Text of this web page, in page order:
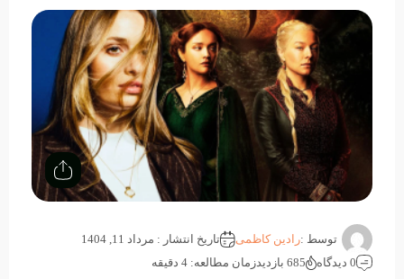
توسط :رادین کاظمی
تاریخ انتشار : مرداد 11, 1404
0 دیدگاه
685 بازدید زمان مطالعه: 4 دقیقه